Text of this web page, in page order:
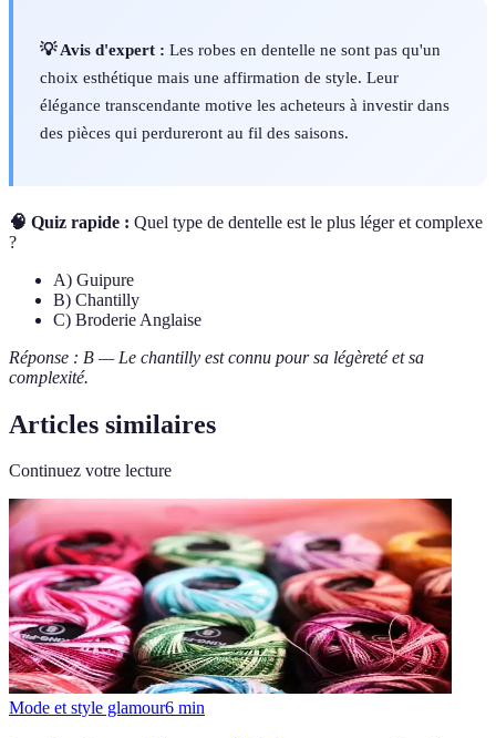
💡 Avis d'expert : Les robes en dentelle ne sont pas qu'un
choix esthétique mais une affirmation de style. Leur
élégance transcendante motive les acheteurs à investir dans
des pièces qui perdureront au fil des saisons.
🧠 Quiz rapide : Quel type de dentelle est le plus léger et complexe
?
A) Guipure
B) Chantilly
C) Broderie Anglaise
Réponse : B — Le chantilly est connu pour sa légèreté et sa
complexité.
Articles similaires
Continuez votre lecture
Mode et style glamour6 min